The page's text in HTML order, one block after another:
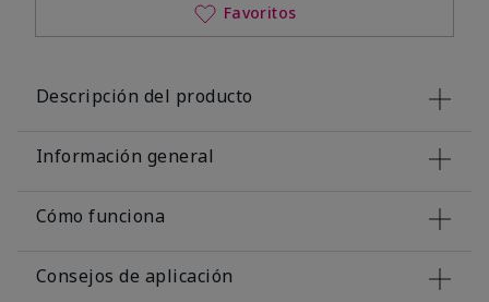
Favoritos
Descripción del producto
Información general
Cómo funciona
Consejos de aplicación